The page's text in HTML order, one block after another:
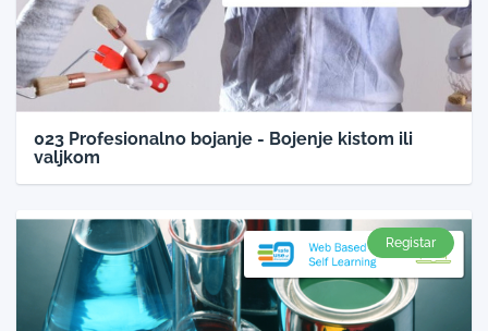
023 Profesionalno bojanje - Bojenje kistom ili
valjkom
Registar